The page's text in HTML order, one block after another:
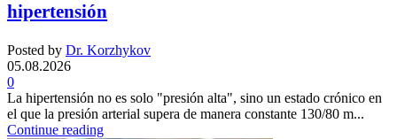
hipertensión
Posted by Dr. Korzhykov
05.08.2026
0
La hipertensión no es solo "presión alta", sino un estado crónico en
el que la presión arterial supera de manera constante 130/80 m...
Continue reading